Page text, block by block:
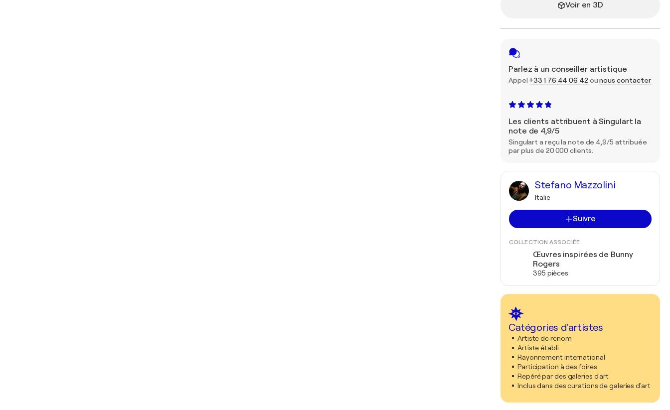
Voir en 3D
Parlez à un conseiller artistique
Appel +33 1 76 44 06 42 ounous contacter
Les clients attribuent à Singulart la
note de 4,9/5
Singulart a reçu la note de 4,9/5 attribuée
par plus de 20 000 clients.
Stefano Mazzolini
Italie
Suivre
COLLECTION ASSOCIÉE
Œuvres inspirées de Bunny
Rogers
395 pièces
Catégories d'artistes
Artiste de renom
Artiste établi
Rayonnement international
Participation à des foires
Repéré par des galeries d'art
Inclus dans des curations de galeries d'art